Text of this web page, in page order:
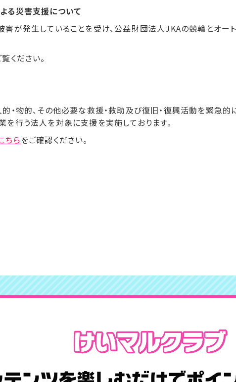
る災害支援について
が発生していることを受け、公益財団法人JKAの競輪とオー
ください。
・物的、その他必要な救援・救助及び復旧・復興活動を緊急的
行う法人を対象に支援を実施しております。
ちらをご確認ください。